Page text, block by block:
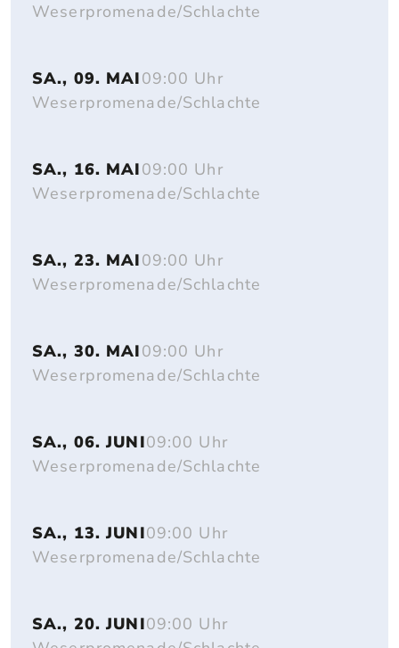
Weserpromenade/Schlachte
SA., 09. MAI09:00 Uhr
Weserpromenade/Schlachte
SA., 16. MAI09:00 Uhr
Weserpromenade/Schlachte
SA., 23. MAI09:00 Uhr
Weserpromenade/Schlachte
SA., 30. MAI09:00 Uhr
Weserpromenade/Schlachte
SA., 06. JUNI09:00 Uhr
Weserpromenade/Schlachte
SA., 13. JUNI09:00 Uhr
Weserpromenade/Schlachte
SA., 20. JUNI09:00 Uhr